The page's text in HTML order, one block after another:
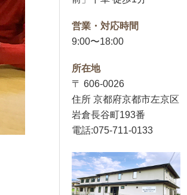
営業・対応時間
9:00〜18:00
所在地
〒 606-0026
住所 京都府京都市左京区
岩倉長谷町193番
電話:075-711-0133